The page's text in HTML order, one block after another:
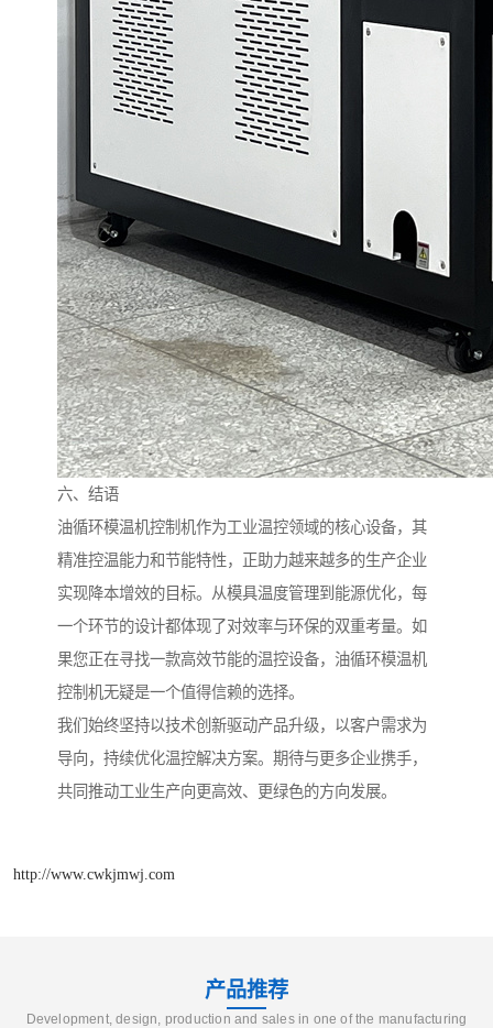
六、结语
油循环模温机控制机作为工业温控领域的核心设备，其
精准控温能力和节能特性，正助力越来越多的生产企业
实现降本增效的目标。从模具温度管理到能源优化，每
一个环节的设计都体现了对效率与环保的双重考量。如
果您正在寻找一款高效节能的温控设备，油循环模温机
控制机无疑是一个值得信赖的选择。
我们始终坚持以技术创新驱动产品升级，以客户需求为
导向，持续优化温控解决方案。期待与更多企业携手，
共同推动工业生产向更高效、更绿色的方向发展。
http://www.cwkjmwj.com
产品推荐
Development, design, production and sales in one of the manufacturing